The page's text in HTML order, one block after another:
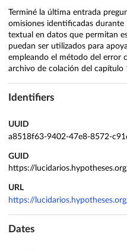
Terminé la última entrada
omisiones identificadas
textual en datos que permitan
puedan ser utilizados para
empleando el método del error
archivo de colación del capítulo
Identifiers
UUID
a8518f63-9402-47e8-8572-
GUID
https://
URL
https://
Dates